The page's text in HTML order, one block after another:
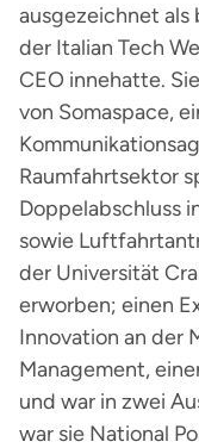
ausgezeichnet
der Italian Tech
CEO innehatte.
von Somaspace,
Raumfahrtsektor
Doppelabschluss
sowie
der Universität
erworben; einen
Innovation an der
Management,
und war in zwei
war sie National